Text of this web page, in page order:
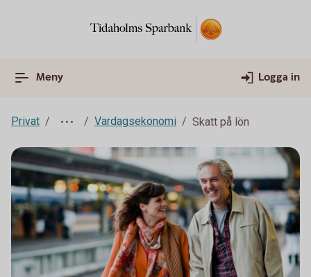
Meny Logga in
Privat Vardagsekonomi Skatt på lön